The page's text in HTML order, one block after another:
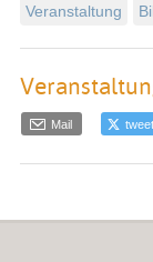
Veranstaltung
Mail tweet